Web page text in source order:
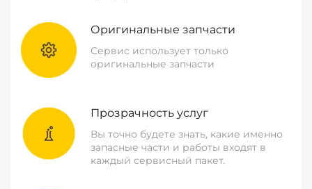
Оригинальные запчасти
Сервис использует только
оригинальные запчасти
Прозрачность услуг
Вы точно будете знать, какие именно
запасные части и работы входят в
каждый сервисный пакет.